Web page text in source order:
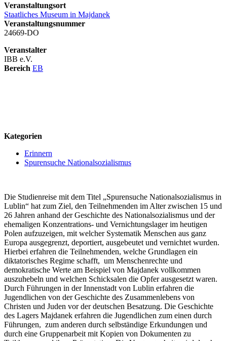
Veranstaltungsort
Staatliches Museum in Majdanek
Veranstaltungsnummer
24669-DO
Veranstalter
IBB e.V.
Bereich EB
Kategorien
Erinnern
Spurensuche Nationalsozialismus
Die Studienreise mit dem Titel „Spurensuche Nationalsozialismus in
Lublin“ hat zum Ziel, den Teilnehmenden im Alter zwischen 15 und
26 Jahren anhand der Geschichte des Nationalsozialismus und der
ehemaligen Konzentrations- und Vernichtungslager im heutigen
Polen aufzuzeigen, mit welcher Systematik Menschen aus ganz
Europa ausgegrenzt, deportiert, ausgebeutet und vernichtet wurden.
Hierbei erfahren die Teilnehmenden, welche Grundlagen ein
diktatorisches Regime schafft, um Menschenrechte und
demokratische Werte am Beispiel von Majdanek vollkommen
auszuhebeln und welchen Schicksalen die Opfer ausgesetzt waren.
Durch Führungen in der Innenstadt von Lublin erfahren die
Jugendlichen von der Geschichte des Zusammenlebens von
Christen und Juden vor der deutschen Besatzung. Die Geschichte
des Lagers Majdanek erfahren die Jugendlichen zum einen durch
Führungen, zum anderen durch selbständige Erkundungen und
durch eine Gruppenarbeit mit Kopien von Dokumenten zu